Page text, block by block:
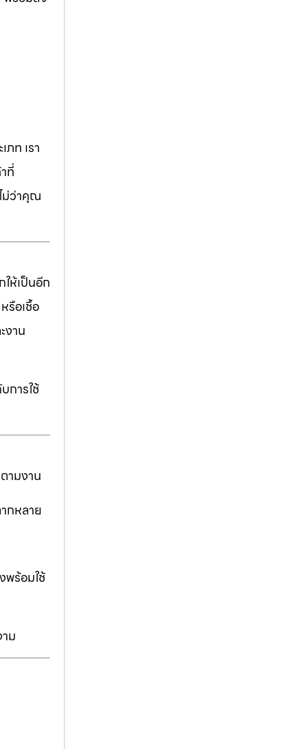
ท เรา
ที่
ม่ว่าคุณ
ห้เป็นอีก
รือเชื้อ
งาน
การใช้
ามงาน
กหลาย
พร้อมใช้
ม